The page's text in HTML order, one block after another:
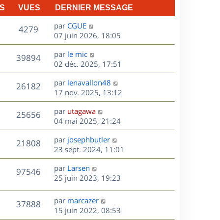
VUES DERNIER MESSAGE
4279V
u
e
s
D
e
r
n
i
e
r
m
e
s
s
a
g
e
par CGUE
07 juin 2026, 18:05
39894V
u
e
D
e
r
n
i
e
r
m
e
s
s
a
g
e
par le mic
02 déc. 2025, 17:51
26182V
u
e
s
D
e
r
n
i
e
r
m
e
s
s
a
g
e
par lenavallon48
17 nov. 2025, 13:12
25656V
u
e
D
e
r
n
i
e
r
m
e
s
s
par utagawa
04 mai 2025, 21:24
21808V
u
e
D
e
r
n
i
e
r
m
e
par josephbutler
23 sept. 2024, 11:01
97546V
u
e
D
e
n
i
e
par Larsen
25 juin 2023, 19:23
37888V
D
e
par marcazer
15 juin 2022, 08:53